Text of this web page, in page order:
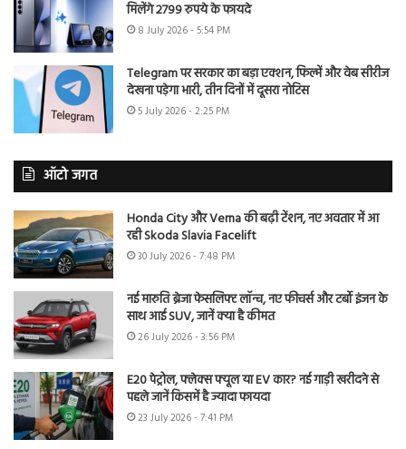
मिलेंगे 2799 रुपये के फायदे
8 July 2026 - 5:54 PM
Telegram पर सरकार का बड़ा एक्शन, फिल्में और वेब सीरीज
देखना पड़ेगा भारी, तीन दिनों में दूसरा नोटिस
5 July 2026 - 2:25 PM
ऑटो जगत
Honda City और Verna की बढ़ी टेंशन, नए अवतार में आ
रही Skoda Slavia Facelift
30 July 2026 - 7:48 PM
नई मारुति ब्रेजा फेसलिफ्ट लॉन्च, नए फीचर्स और टर्बो इंजन के
साथ आई SUV, जानें क्या है कीमत
26 July 2026 - 3:56 PM
E20 पेट्रोल, फ्लेक्स फ्यूल या EV कार? नई गाड़ी खरीदने से
पहले जानें किसमें है ज्यादा फायदा
23 July 2026 - 7:41 PM